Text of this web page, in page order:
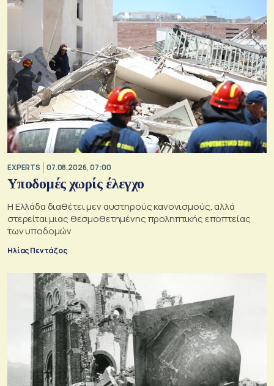
EXPERTS 07.08.2026, 07:00
Υποδομές χωρίς έλεγχο
Η Ελλάδα διαθέτει μεν αυστηρούς κανονισμούς, αλλά
στερείται μιας θεσμοθετημένης προληπτικής εποπτείας
των υποδομών
Ηλίας Πεντάζος